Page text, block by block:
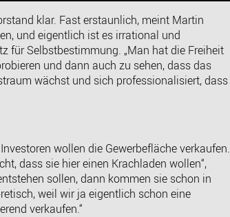
klar. Fast erstaunlich, meint Martin
und eigentlich ist es irrational und
für Selbstbestimmung. „Man hat die Freiheit
und dann auch zu sehen, dass das
wächst und sich professionalisiert, dass
wollen die Gewerbefläche verkaufen.
dass sie hier einen Krachladen wollen“,
sollen, dann kommen sie schon in
weil wir ja eigentlich schon eine
verkaufen.“